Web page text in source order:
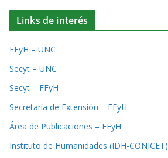
Links de interés
FFyH – UNC
Secyt – UNC
Secyt – FFyH
Secretaría de Extensión – FFyH
Área de Publicaciones – FFyH
Instituto de Humanidades (IDH-CONICET)